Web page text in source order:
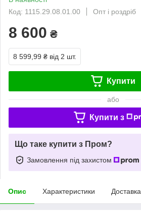
Код: 1115.29.08.01.00
Опт і роздріб
8 600 ₴
8 599,99 ₴ від 2 шт.
Купити
або
Купити з
Що таке купити з Пром?
Замовлення під захистом
Опис Характеристики Доставка